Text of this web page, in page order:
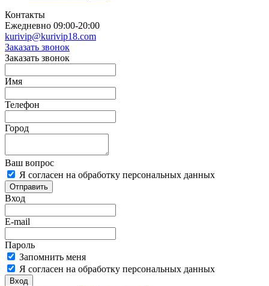
Контакты
Ежедневно 09:00-20:00
kurivip@kurivip18.com
Заказать звонок
Заказать звонок
Имя
Телефон
Город
Ваш вопрос
Я согласен на обработку персональных данных
Отправить
Вход
E-mail
Пароль
Запомнить меня
Я согласен на обработку персональных данных
Вход